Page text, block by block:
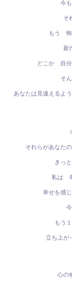
今
そ
もう 怖
新
どこか 自分
そ
あなたは見違えるよ
それらがあなた
きっ
私は
幸せを感
もう
立ち上
心の